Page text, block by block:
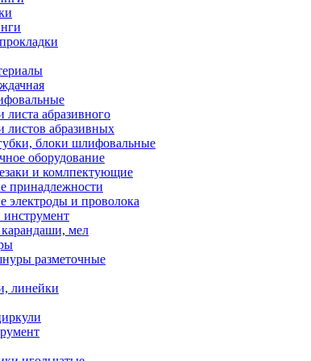
листа абразивного
листов абразивных
блоки шлифовальные
оборудование
и комлпектующие
принадлежности
электроды и проволока
мел
разметочные
линейки